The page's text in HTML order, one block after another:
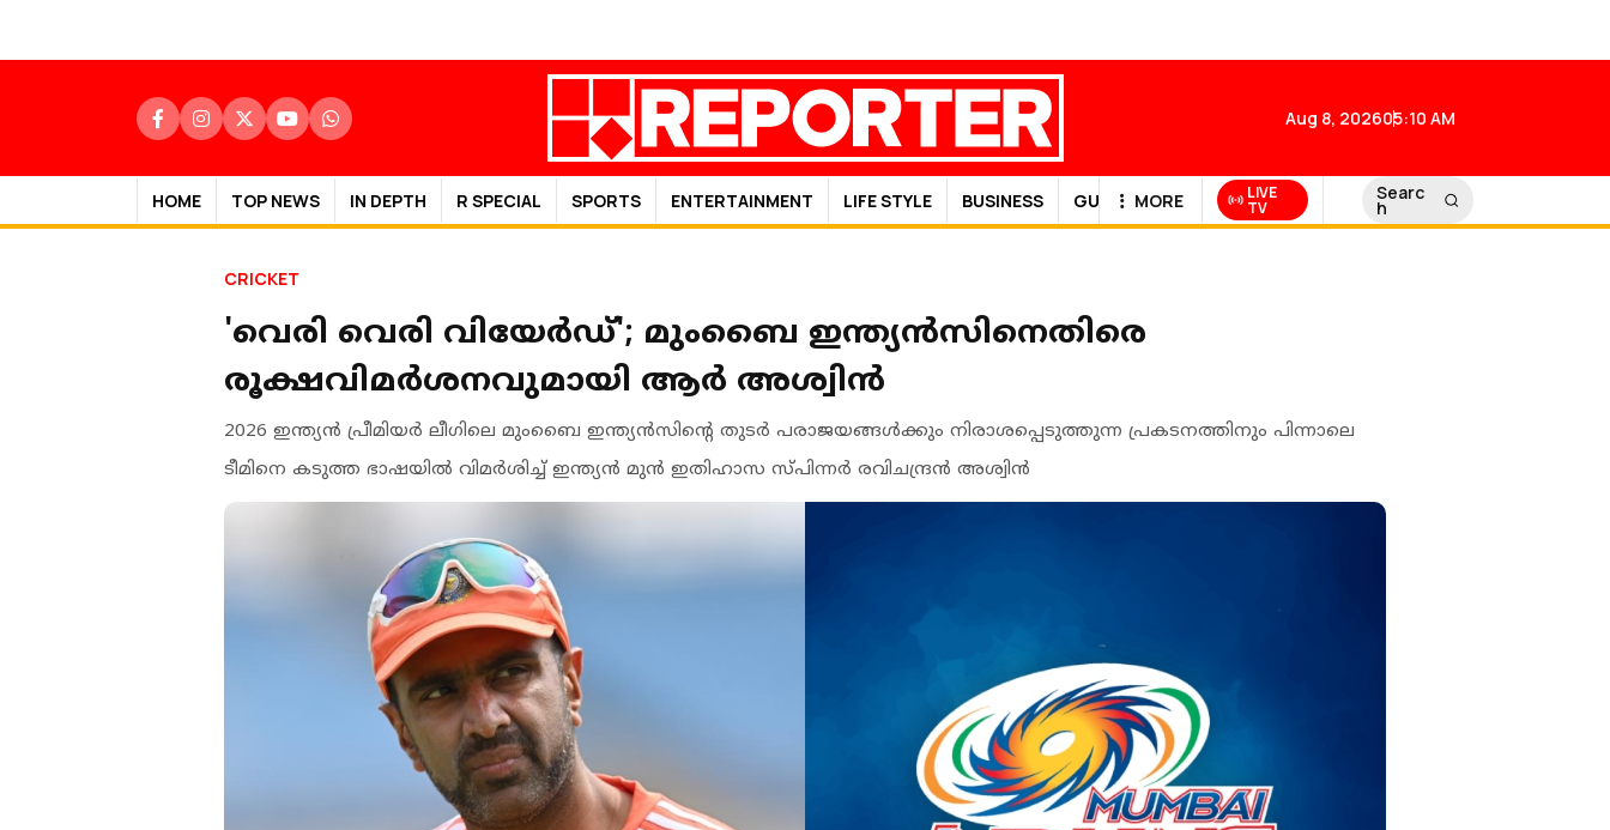
Aug 8, 202605:10 AM
HOME TOP NEWS IN DEPTH R SPECIAL SPORTS ENTERTAINMENT LIFE STYLE BUSINESS GULF NEWS
MORE LIVE
TV
Searc
h
CRICKET
'വെരി വെരി വിയേർഡ്'; മുംബൈ ഇന്ത്യൻസിനെതിരെ
രൂക്ഷവിമർശനവുമായി ആർ അശ്വിൻ
2026 ഇന്ത്യൻ പ്രീമിയർ ലീഗിലെ മുംബൈ ഇന്ത്യൻസിന്റെ തുടർ പരാജയങ്ങൾക്കും നിരാശപ്പെടുത്തുന്ന പ്രകടനത്തിനും പിന്നാലെ
ടീമിനെ കടുത്ത ഭാഷയിൽ വിമർശിച്ച് ഇന്ത്യൻ മുൻ ഇതിഹാസ സ്പിന്നർ രവിചന്ദ്രൻ അശ്വിൻ